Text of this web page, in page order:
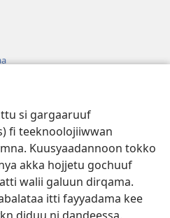
si gargaaruuf
fi teeknoolojiiwwan
Kuusyaadannoon tokko
akka hojjetu gochuuf
walii galuun dirqama.
itti fayyadama kee